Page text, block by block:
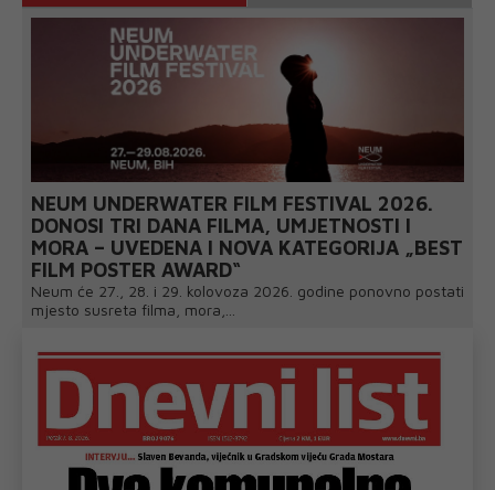
NEUM UNDERWATER FILM FESTIVAL 2026.
DONOSI TRI DANA FILMA, UMJETNOSTI I
MORA – UVEDENA I NOVA KATEGORIJA „BEST
FILM POSTER AWARD“
Neum će 27., 28. i 29. kolovoza 2026. godine ponovno postati
mjesto susreta filma, mora,...